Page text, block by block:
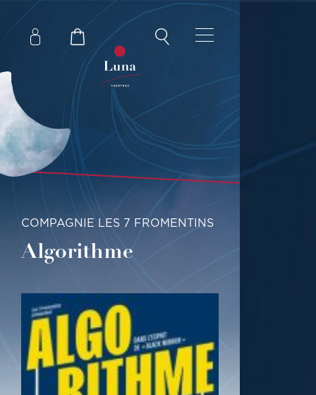
COMPAGNIE LES 7 FROMENTINS
Algorithme